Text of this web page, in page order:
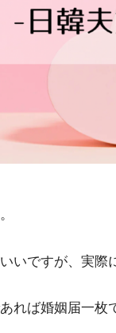
いですが、実際
れば婚姻届一枚